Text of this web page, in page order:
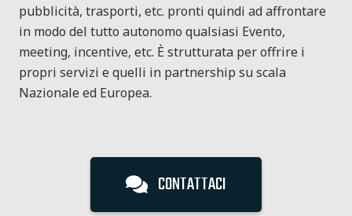
pubblicità, trasporti, etc. pronti quindi ad affrontare
in modo del tutto autonomo qualsiasi Evento,
meeting, incentive, etc. È strutturata per offrire i
propri servizi e quelli in partnership su scala
Nazionale ed Europea.
CONTATTACI